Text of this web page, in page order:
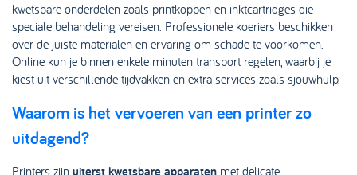
kwetsbare onderdelen zoals printkoppen en inktcartridges die
speciale behandeling vereisen. Professionele koeriers beschikken
over de juiste materialen en ervaring om schade te voorkomen.
Online kun je binnen enkele minuten transport regelen, waarbij je
kiest uit verschillende tijdvakken en extra services zoals sjouwhulp.
Waarom is het vervoeren van een printer zo
uitdagend?
Printers zijn uiterst kwetsbare apparaten met delicate